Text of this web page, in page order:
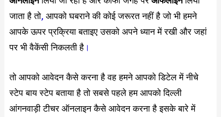
जाता है तो,आपको घबराने की कोई जरूरत नहीं है जो भी हमने
आपके ऊपर प्रक्रिया बताइए उसको अपने ध्यान में रखी और जहां
पर भी वैकेंसी निकलती है।
तो आपको आवेदन कैसे करना है वह हमने आपको डिटेल में नीचे
स्टेप बाय स्टेप बताया है तो सबसे पहले हम आपको दिल्ली
आंगनवाड़ी टीचर ऑनलाइन कैसे आवेदन करना है इसके बारे में